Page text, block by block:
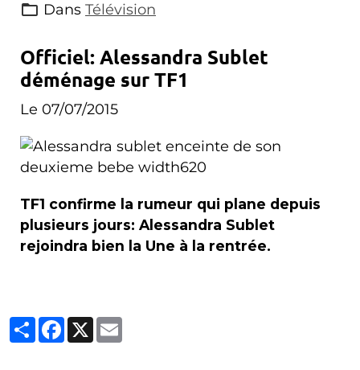
Dans Télévision
Officiel: Alessandra Sublet
déménage sur TF1
Le 07/07/2015
TF1 confirme la rumeur qui plane depuis
plusieurs jours: Alessandra Sublet
rejoindra bien la Une à la rentrée.
Partager
Facebook
X